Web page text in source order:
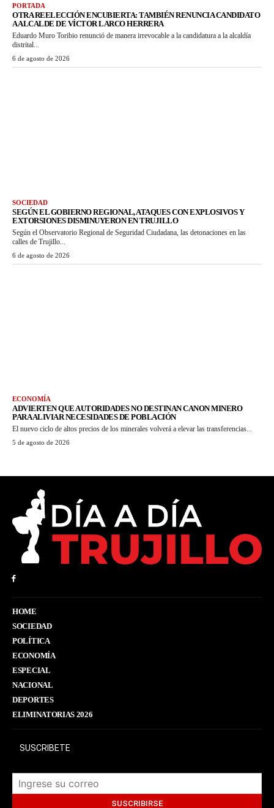
PORTADA
OTRA REELECCIÓN ENCUBIERTA: TAMBIÉN RENUNCIA CANDIDATO
A ALCALDE DE VÍCTOR LARCO HERRERA
Eduardo Muro Toribio renunció de manera irrevocable a la candidatura a la alcaldía
distrital...
6 de agosto de 2026
SOCIEDAD
SEGÚN EL GOBIERNO REGIONAL, ATAQUES CON EXPLOSIVOS Y
EXTORSIONES DISMINUYERON EN TRUJILLO
Según el Observatorio Regional de Seguridad Ciudadana, las detonaciones en las
calles de Trujillo...
6 de agosto de 2026
ECONOMÍA
ADVIERTEN QUE AUTORIDADES NO DESTINAN CANON MINERO
PARA ALIVIAR NECESIDADES DE POBLACIÓN
El nuevo ciclo de altos precios de los minerales volverá a elevar las transferencias...
5 de agosto de 2026
HOME
SOCIEDAD
POLÍTICA
ECONOMÍA
ESPECIAL
NACIONAL
DEPORTES
ELIMINATORIAS 2026
SUSCRIBETE